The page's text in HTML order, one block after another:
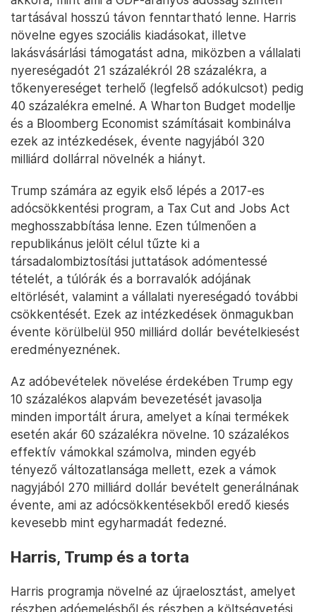
tartásával hosszú távon fenntartható lenne. Harris
növelne egyes szociális kiadásokat, illetve
lakásvásárlási támogatást adna, miközben a vállalati
nyereségadót 21 százalékról 28 százalékra, a
tőkenyereséget terhelő (legfelső adókulcsot) pedig
40 százalékra emelné. A Wharton Budget modellje
és a Bloomberg Economist számításait kombinálva
ezek az intézkedések, évente nagyjából 320
milliárd dollárral növelnék a hiányt.
Trump számára az egyik első lépés a 2017-es
adócsökkentési program, a Tax Cut and Jobs Act
meghosszabbítása lenne. Ezen túlmenően a
republikánus jelölt célul tűzte ki a
társadalombiztosítási juttatások adómentessé
tételét, a túlórák és a borravalók adójának
eltörlését, valamint a vállalati nyereségadó további
csökkentését. Ezek az intézkedések önmagukban
évente körülbelül 950 milliárd dollár bevételkiesést
eredményeznének.
Az adóbevételek növelése érdekében Trump egy
10 százalékos alapvám bevezetését javasolja
minden importált árura, amelyet a kínai termékek
esetén akár 60 százalékra növelne. 10 százalékos
effektív vámokkal számolva, minden egyéb
tényező változatlansága mellett, ezek a vámok
nagyjából 270 milliárd dollár bevételt generálnának
évente, ami az adócsökkentésekből eredő kiesés
kevesebb mint egyharmadát fedezné.
Harris, Trump és a torta
Harris programja növelné az újraelosztást, amelyet
részben adóemelésből és részben a költségvetési